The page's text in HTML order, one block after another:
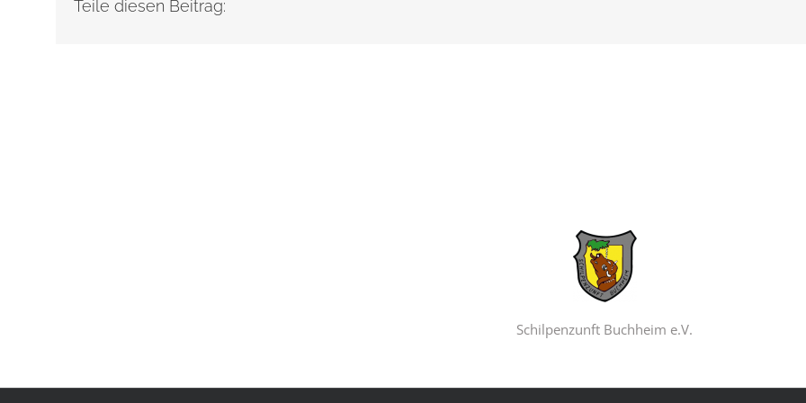
Teile diesen Beitrag:
Schilpenzunft Buchheim e.V.